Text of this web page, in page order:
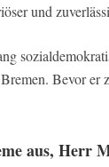
und
Bevor
aus, Herr